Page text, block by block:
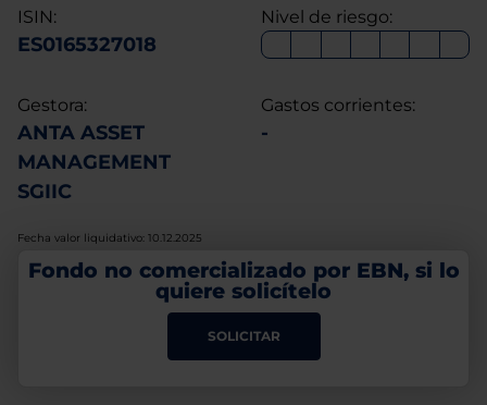
ISIN:
ES0165327018
Nivel de riesgo:
Gestora:
ANTA ASSET
MANAGEMENT
SGIIC
Gastos corrientes:
-
Fecha valor liquidativo: 10.12.2025
Fondo no comercializado por EBN, si lo
quiere solicítelo
SOLICITAR